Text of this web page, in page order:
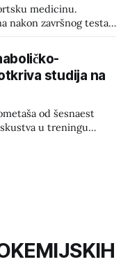
medicinu.
nakon završnog testa
makronutrijenti
U rubrici za
g sladoleda. Osjećaj
studija na
od šesnaest
u treningu
s 30 dana